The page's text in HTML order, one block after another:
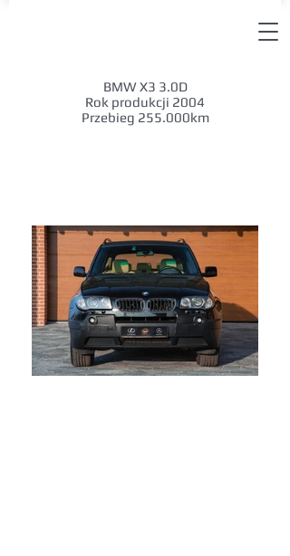
BMW X3 3.0D
Rok produkcji 2004
Przebieg 255.000km